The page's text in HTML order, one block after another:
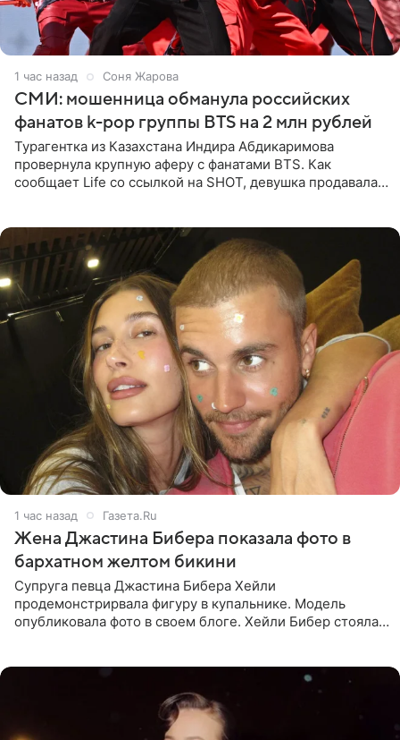
1 час назад Соня Жарова
СМИ: мошенница обманула российских
фанатов k-pop группы BTS на 2 млн рублей
Турагентка из Казахстана Индира Абдикаримова
провернула крупную аферу с фанатами BTS. Как
сообщает Life со ссылкой на SHOT, девушка продавала
1 час назад Газета.Ru
Жена Джастина Бибера показала фото в
бархатном желтом бикини
Супруга певца Джастина Бибера Хейли
продемонстрирвала фигуру в купальнике. Модель
опубликовала фото в своем блоге. Хейли Бибер стояла